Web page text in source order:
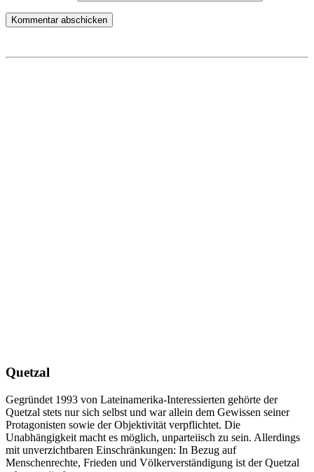
Quetzal
Gegründet 1993 von Lateinamerika-Interessierten gehörte der
Quetzal stets nur sich selbst und war allein dem Gewissen seiner
Protagonisten sowie der Objektivität verpflichtet. Die
Unabhängigkeit macht es möglich, unparteiisch zu sein. Allerdings
mit unverzichtbaren Einschränkungen: In Bezug auf
Menschenrechte, Frieden und Völkerverständigung ist der Quetzal